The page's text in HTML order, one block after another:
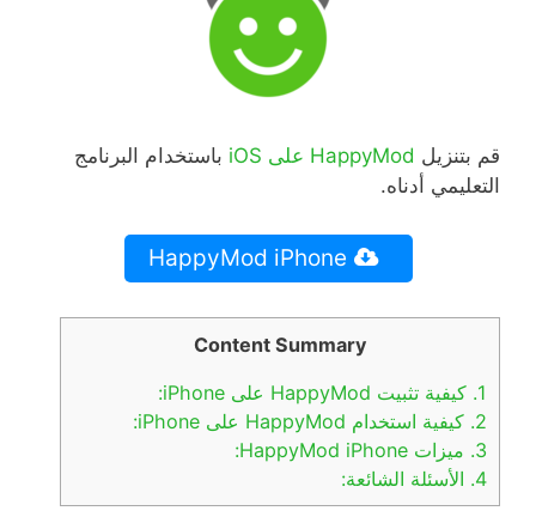
قم بتنزيل على
باستخدام البرنامج
التعليمي أدناه.
Content Summary
1. كيفية تثبيت HappyMod على iPhone:
2. كيفية استخدام HappyMod على iPhone:
3. ميزات HappyMod iPhone:
4. الأسئلة الشائعة: